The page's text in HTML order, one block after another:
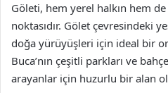
Göleti, hem yerel halkın hem
noktasıdır. Gölet çevresindeki
doğa yürüyüşleri için ideal bir
Buca’nın çeşitli parkları ve
arayanlar için huzurlu bir alan